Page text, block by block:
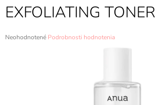
EXFOLIATING
Priemerné
Neohodnotené Podrobnosti hodnotenia
U
E